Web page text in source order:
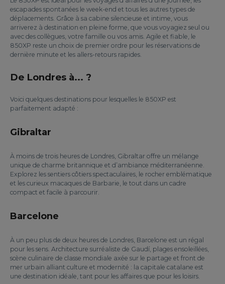
escapades spontanées le week-end et tous les autres types de
déplacements. Grâce à sa cabine silencieuse et intime, vous
arriverez à destination en pleine forme, que vous voyagiez seul ou
avec des collègues, votre famille ou vos amis. Agile et fiable, le
850XP reste un choix de premier ordre pour les réservations de
dernière minute et les allers-retours rapides.
De Londres à... ?
Voici quelques destinations pour lesquelles le 850XP est
parfaitement adapté :
Gibraltar
À moins de trois heures de Londres, Gibraltar offre un mélange
unique de charme britannique et d’ambiance méditerranéenne.
Explorez les sentiers côtiers spectaculaires, le rocher emblématique
et les curieux macaques de Barbarie, le tout dans un cadre
compact et facile à parcourir.
Barcelone
À un peu plus de deux heures de Londres, Barcelone est un régal
pour les sens. Architecture surréaliste de Gaudí, plages ensoleillées,
scène culinaire de classe mondiale axée sur le partage et front de
mer urbain alliant culture et modernité : la capitale catalane est
une destination idéale, tant pour les affaires que pour les loisirs.